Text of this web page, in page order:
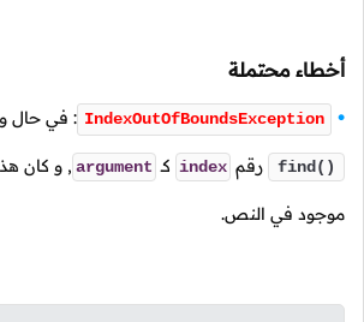
أخطاء محتملة
IndexOutOfBoundsException : في حال
find() رقم index كـ argument , و كان
موجود في النص.